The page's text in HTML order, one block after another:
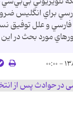
براي انگليس
فارسي و علل توفيق
مورد بحث در